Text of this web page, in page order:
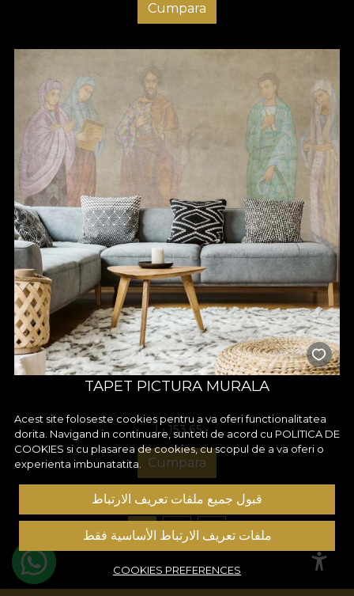
Cumpara
TAPET PICTURA MURALA
153.65 د.إ.‏
Cumpara
2 3
Acest site foloseste cookies pentru a va oferi functionalitatea
dorita. Navigand in continuare, sunteti de acord cu POLITICA DE
COOKIES si cu plasarea de cookies, cu scopul de a va oferi o
experienta imbunatatita.
قبول جميع ملفات تعريف الارتباط
ملفات تعريف الارتباط الأساسية فقط
COOKIES PREFERENCES